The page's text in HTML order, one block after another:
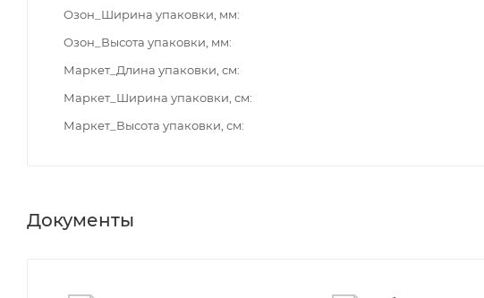
Озон_Ширина упаковки, мм
Озон_Высота упаковки, мм
Маркет_Длина упаковки, см
Маркет_Ширина упаковки, см
Маркет_Высота упаковки, см
Документы